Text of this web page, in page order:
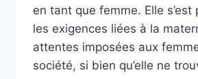
en tant que femme. Elle s’est
les exigences liées à la
attentes imposées aux
société, si bien qu’elle ne